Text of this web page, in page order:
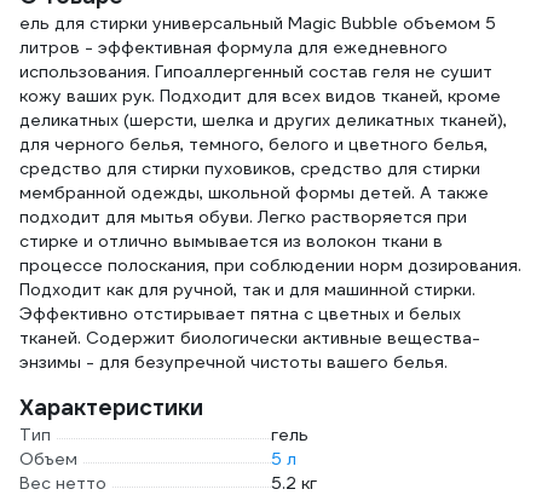
8720633013636
ель для стирки универсальный Magic Bubble объемом 5
литров - эффективная формула для ежедневного
использования. Гипоаллергенный состав геля не сушит
кожу ваших рук. Подходит для всех видов тканей, кроме
деликатных (шерсти, шелка и других деликатных тканей),
для черного белья, темного, белого и цветного белья,
средство для стирки пуховиков, средство для стирки
мембранной одежды, школьной формы детей. А также
подходит для мытья обуви. Легко растворяется при
стирке и отлично вымывается из волокон ткани в
процессе полоскания, при соблюдении норм дозирования.
Подходит как для ручной, так и для машинной стирки.
Эффективно отстирывает пятна с цветных и белых
тканей. Содержит биологически активные вещества-
энзимы - для безупречной чистоты вашего белья.
Характеристики
Тип
гель
Объем
5 л
Вес нетто
5.2 кг